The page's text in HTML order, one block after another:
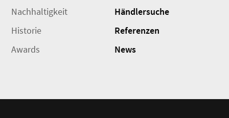
Nachhaltigkeit
Historie
Awards
Händlersuche
Referenzen
News